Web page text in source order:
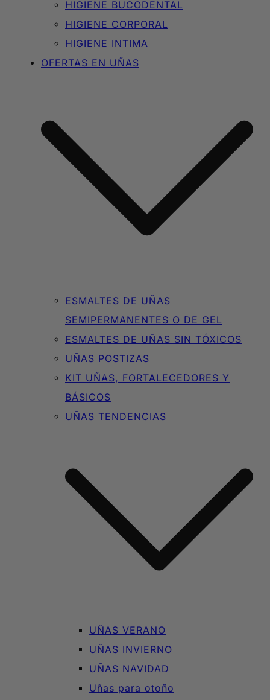
HIGIENE BUCODENTAL
HIGIENE CORPORAL
HIGIENE INTIMA
OFERTAS EN UÑAS
ESMALTES DE UÑAS
SEMIPERMANENTES O DE GEL
ESMALTES DE UÑAS SIN TÓXICOS
UÑAS POSTIZAS
KIT UÑAS, FORTALECEDORES Y
BÁSICOS
UÑAS TENDENCIAS
UÑAS VERANO
UÑAS INVIERNO
UÑAS NAVIDAD
Uñas para otoño